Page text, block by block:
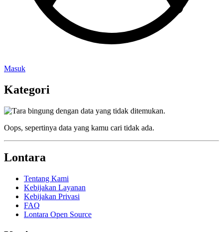
Masuk
Kategori
Oops, sepertinya data yang kamu cari tidak ada.
Lontara
Tentang Kami
Kebijakan Layanan
Kebijakan Privasi
FAQ
Lontara Open Source